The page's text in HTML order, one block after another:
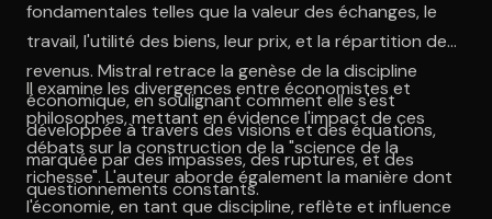
fondamentales telles que la valeur des échanges, le
travail, l'utilité des biens, leur prix, et la répartition des
revenus. Mistral retrace la genèse de la discipline
économique, en soulignant comment elle s'est
développée à travers des visions et des équations,
marquée par des impasses, des ruptures, et des
questionnements constants.
Il examine les divergences entre économistes et
philosophes, mettant en évidence l'impact de ces
débats sur la construction de la "science de la
richesse". L'auteur aborde également la manière dont
l'économie, en tant que discipline, reflète et influence